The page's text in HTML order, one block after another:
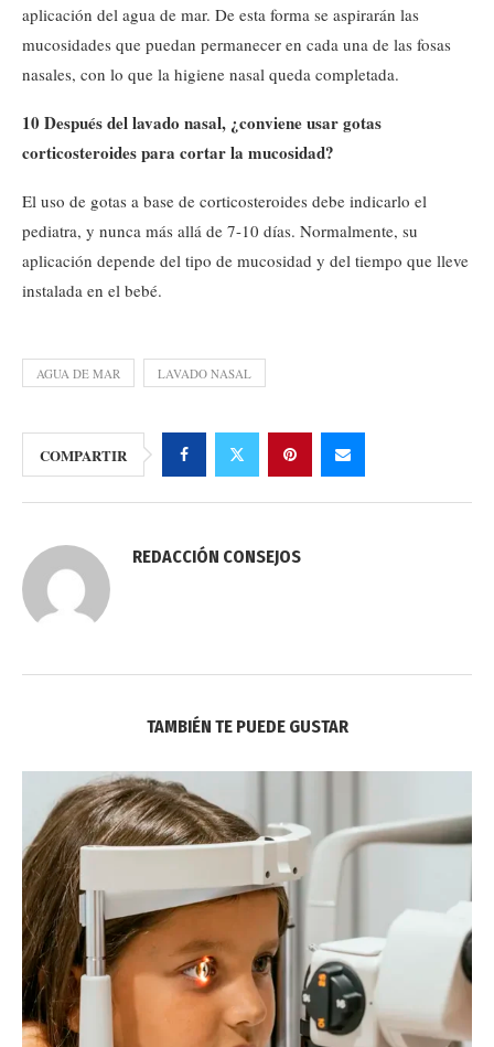
aplicación del agua de mar. De esta forma se aspirarán las
mucosidades que puedan permanecer en cada una de las fosas
nasales, con lo que la higiene nasal queda completada.
10 Después del lavado nasal, ¿conviene usar gotas
corticosteroides para cortar la mucosidad?
El uso de gotas a base de corticosteroides debe indicarlo el
pediatra, y nunca más allá de 7-10 días. Normalmente, su
aplicación depende del tipo de mucosidad y del tiempo que lleve
instalada en el bebé.
AGUA DE MAR LAVADO NASAL
COMPARTIR
REDACCIÓN CONSEJOS
TAMBIÉN TE PUEDE GUSTAR